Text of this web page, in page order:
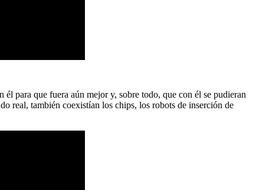
para que fuera aún mejor y, sobre todo, que con él se pudieran
real, también coexistían los chips, los robots de inserción de